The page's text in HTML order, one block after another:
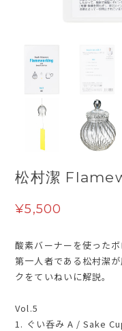
松村潔
¥5,500
酸素バーナーを使った
第一人者である松村潔
クをていねいに解説。
Vol.5
1. ぐい呑み A / Sake